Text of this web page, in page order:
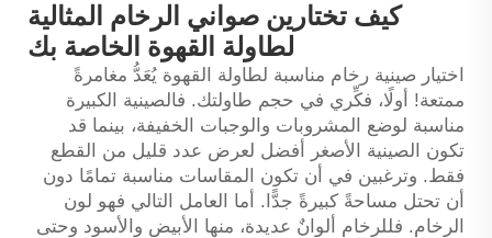
كيف تختارين صواني الرخام المثالية
لطاولة القهوة الخاصة بك
اختيار صينية رخام مناسبة لطاولة القهوة يُعَدُّ مغامرةً
ممتعة! أولًا، فكِّري في حجم طاولتك. فالصينية الكبيرة
مناسبة لوضع المشروبات والوجبات الخفيفة، بينما قد
تكون الصينية الأصغر أفضل لعرض عدد قليل من القطع
فقط. وترغبين في أن تكون المقاسات مناسبة تمامًا دون
أن تحتل مساحةً كبيرةً جدًّا. أما العامل التالي فهو لون
الرخام. فللرخام ألوانٌ عديدة، منها الأبيض والأسود وحتى